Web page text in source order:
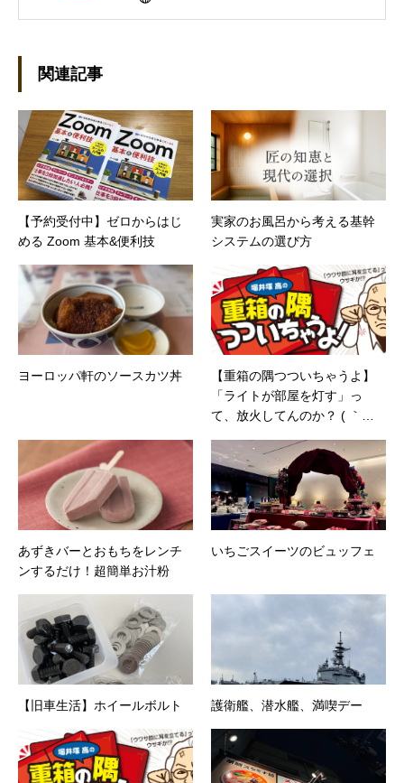
制作。プライベートでは、井上円了哲学塾の第
一期修了生として「哲学カフェ＠神保町」の世
話人、2020年以降は「なごテツ」のオンライン
カフェの世話人を務める。趣味は考えること。
関連記事
【予約受付中】ゼロからはじ
める Zoom 基本&便利技
実家のお風呂から考える基幹
システムの選び方
ヨーロッパ軒のソースカツ丼
【重箱の隅つついちゃうよ】
「ライトが部屋を灯す」っ
て、放火してんのか？ ( ｀・
あずきバーとおもちをレンチ
ンするだけ！超簡単お汁粉
いちごスイーツのビュッフェ
【旧車生活】ホイールボルト 護衛艦、潜水艦、満喫デー